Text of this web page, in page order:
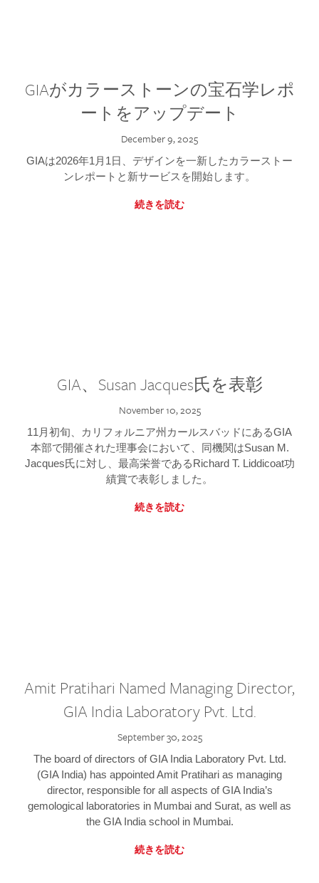
GIAがカラーストーンの宝石学レポ
ートをアップデート
December 9, 2025
GIAは2026年1月1日、デザインを一新したカラーストー
ンレポートと新サービスを開始します。
続きを読む
GIA、Susan Jacques氏を表彰
November 10, 2025
11月初旬、カリフォルニア州カールスバッドにあるGIA
本部で開催された理事会において、同機関はSusan M.
Jacques氏に対し、最高栄誉であるRichard T. Liddicoat功
績賞で表彰しました。
続きを読む
Amit Pratihari Named Managing Director,
GIA India Laboratory Pvt. Ltd.
September 30, 2025
The board of directors of GIA India Laboratory Pvt. Ltd.
(GIA India) has appointed Amit Pratihari as managing
director, responsible for all aspects of GIA India’s
gemological laboratories in Mumbai and Surat, as well as
the GIA India school in Mumbai.
続きを読む